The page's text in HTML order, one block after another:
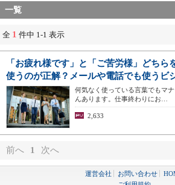
一覧
全 1 件中 1-1 表示
「お疲れ様です」と「ご苦労様」どちら
使うのが正解？メールや電話でも使うビ
何気なく使っている言葉でもマ
んあります。仕事終わりにお…
2,633
前へ 1 次へ
運営会社 お問い合わせ